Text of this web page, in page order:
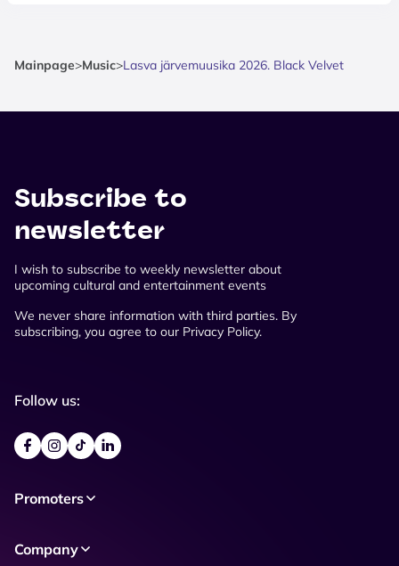
Mainpage>Music>Lasva järvemuusika 2026. Black Velvet
Subscribe to
newsletter
I wish to subscribe to weekly newsletter about
upcoming cultural and entertainment events
We never share information with third parties. By
subscribing, you agree to our Privacy Policy.
Follow us:
Promoters
Company